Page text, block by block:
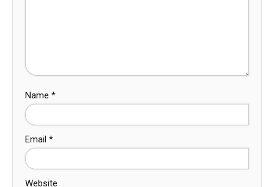
Name *
Email *
Website